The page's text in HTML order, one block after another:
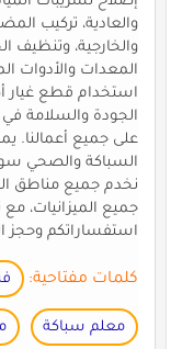
والعادية، تركيب
والخارجية، وتنظيف
المعدات والأدوات
استخدام قطع غيار
الجودة والسلامة
على جميع أعمالنا.
السباكة والصحي
نخدم جميع مناطق
جميع الميزانيات،
استفساراتكم وحجز
كلمات مفتاحية:
معلم سباكة